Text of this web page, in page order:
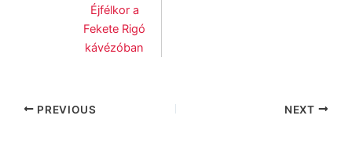
Éjfélkor ​a
Fekete Rigó
kávézóban
PREVIOUS NEXT